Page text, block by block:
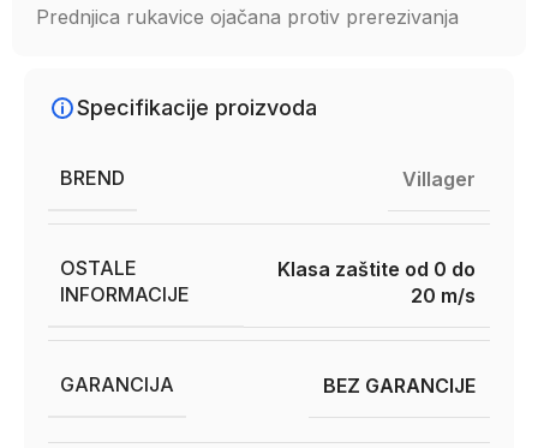
Prednjica rukavice ojačana protiv prerezivanja
Specifikacije proizvoda
BREND Villager
OSTALE
INFORMACIJE
Klasa zaštite od 0 do
20 m/s
GARANCIJA BEZ GARANCIJE